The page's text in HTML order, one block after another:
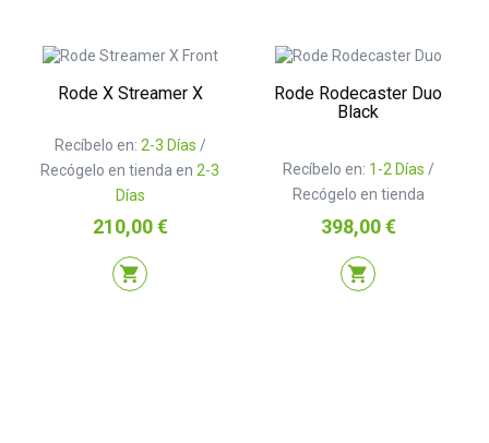
Rode X Streamer X
Recíbelo en: 2-3 Días /
Recógelo en tienda en 2-3
Días
Precio
210,00 €
shopping_cart
Rode Rodecaster Duo
Black
Recíbelo en: 1-2 Días /
Recógelo en tienda
Precio
398,00 €
shopping_cart